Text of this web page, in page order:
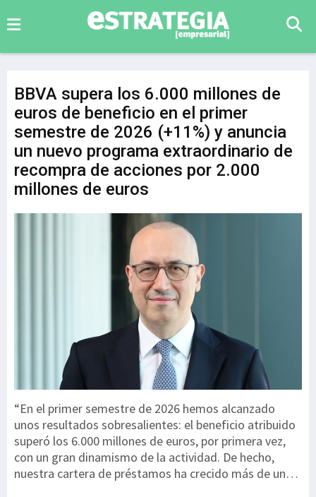
BBVA supera los 6.000 millones de
euros de beneficio en el primer
semestre de 2026 (+11%) y anuncia
un nuevo programa extraordinario de
recompra de acciones por 2.000
millones de euros
“En el primer semestre de 2026 hemos alcanzado
unos resultados sobresalientes: el beneficio atribuido
superó los 6.000 millones de euros, por primera vez,
con un gran dinamismo de la actividad. De hecho,
nuestra cartera de préstamos ha crecido más de un